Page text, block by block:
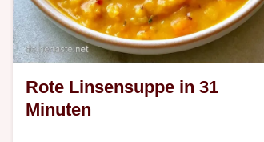
Rote Linsensuppe in 31
Minuten